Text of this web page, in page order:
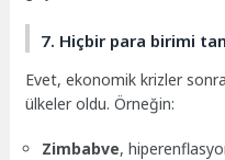
7. Hiçbir para birimi
Evet, ekonomik krizler
ülkeler oldu. Örneğin:
Zimbabve,